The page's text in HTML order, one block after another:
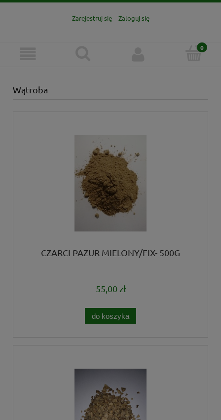
Zarejestruj się Zaloguj się
Wątroba
CZARCI PAZUR MIELONY/FIX- 500G
55,00 zł
do koszyka